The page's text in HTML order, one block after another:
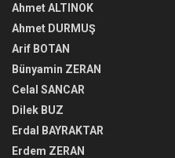
Ahmet ALTINOK
Ahmet DURMUŞ
Arif BOTAN
Bünyamin ZERAN
Celal SANCAR
Dilek BUZ
Erdal BAYRAKTAR
Erdem ZERAN